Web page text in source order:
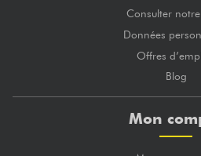
Consulter
Données
Offres
Blog
Mon